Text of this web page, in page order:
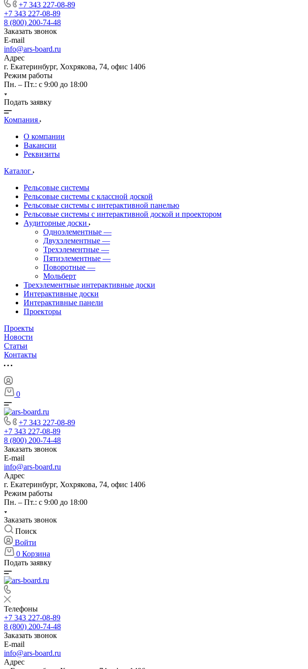
+7 343 227-08-89
+7 343 227-08-89
8 (800) 200-74-48
Заказать звонок
E-mail
info@ars-board.ru
Адрес
г. Екатеринбург, Хохрякова, 74, офис 1406
Режим работы
Пн. – Пт.: с 9:00 до 18:00
Подать заявку
Компания
О компании
Вакансии
Реквизиты
Каталог
Рельсовые системы
Рельсовые системы с классной доской
Рельсовые системы с интерактивной панелью
Рельсовые системы с интерактивной доской и проектором
Аудиторные доски
Одноэлементные —
Двухэлементные —
Трехэлементные —
Пятиэлементные —
Поворотные —
Мольберт
Трехэлементные интерактивные доски
Интерактивные доски
Интерактивные панели
Проекторы
Проекты
Новости
Статьи
Контакты
0
+7 343 227-08-89
+7 343 227-08-89
8 (800) 200-74-48
Заказать звонок
E-mail
info@ars-board.ru
Адрес
г. Екатеринбург, Хохрякова, 74, офис 1406
Режим работы
Пн. – Пт.: с 9:00 до 18:00
Заказать звонок
Поиск
Войти
0 Корзина
Подать заявку
Телефоны
+7 343 227-08-89
8 (800) 200-74-48
Заказать звонок
E-mail
info@ars-board.ru
Адрес